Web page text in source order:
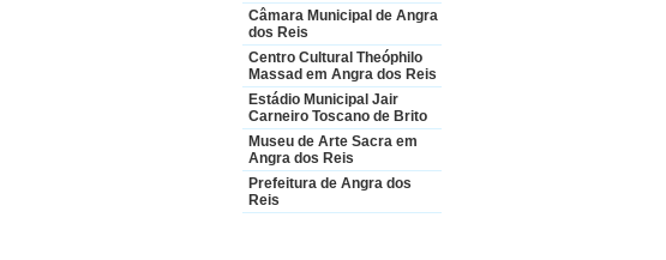
Câmara Municipal de Angra
dos Reis
Centro Cultural Theóphilo
Massad em Angra dos Reis
Estádio Municipal Jair
Carneiro Toscano de Brito
Museu de Arte Sacra em
Angra dos Reis
Prefeitura de Angra dos
Reis